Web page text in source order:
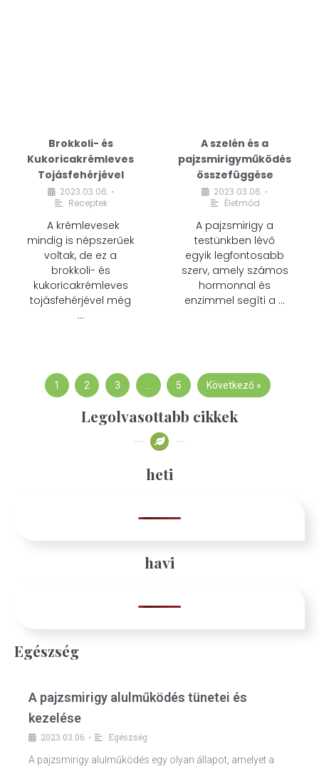
Brokkoli- és
Kukoricakrémleves
Tojásfehérjével
2023.03.06. •
Receptek
A krémlevesek
mindig is népszerűek
voltak, de ez a
brokkoli- és
kukoricakrémleves
tojásfehérjével még
…
A szelén és a
pajzsmirigyműködés
összefüggése
2023.03.06. •
Életmód
A pajzsmirigy a
testünkben lévő
egyik legfontosabb
szerv, amely számos
hormonnal és
enzimmel segíti a …
1 2 3 … 5 Következő »
Legolvasottabb cikkek
heti
havi
Egészség
A pajzsmirigy alulműködés tünetei és
kezelése
2023.03.06. •
Egészség
A pajzsmirigy alulműködés egy olyan állapot, amelyet a